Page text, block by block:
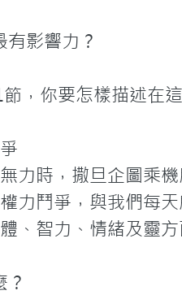
影響力？
，你要怎樣描述在
無力時，撒旦企圖乘
權力鬥爭，與我們每
體、智力、情緒及靈